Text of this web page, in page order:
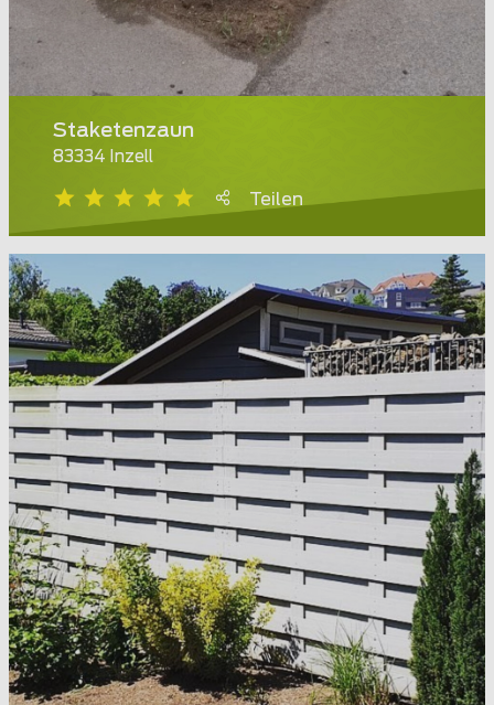
Staketenzaun
83334 Inzell
Teilen